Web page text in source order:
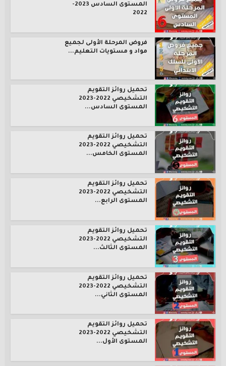
المستوى السادس 2023-
2022
فروض المرحلة الأولى لجميع
مواد و مستويات التعليم...
تحميل روائز التقويم
التشخيصي 2022-2023
المستوى السادس...
تحميل روائز التقويم
التشخيصي 2022-2023
المستوى الخامس...
تحميل روائز التقويم
التشخيصي 2022-2023
المستوى الرابع...
تحميل روائز التقويم
التشخيصي 2022-2023
المستوى الثالث...
تحميل روائز التقويم
التشخيصي 2022-2023
المستوى الثاني...
تحميل روائز التقويم
التشخيصي 2022-2023
المستوى الأول...